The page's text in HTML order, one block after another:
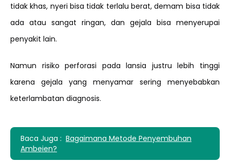
tidak khas, nyeri bisa tidak terlalu berat, demam bisa tidak
ada atau sangat ringan, dan gejala bisa menyerupai
penyakit lain.
Namun risiko perforasi pada lansia justru lebih tinggi
karena gejala yang menyamar sering menyebabkan
keterlambatan diagnosis.
Baca Juga : Bagaimana Metode Penyembuhan
Ambeien?